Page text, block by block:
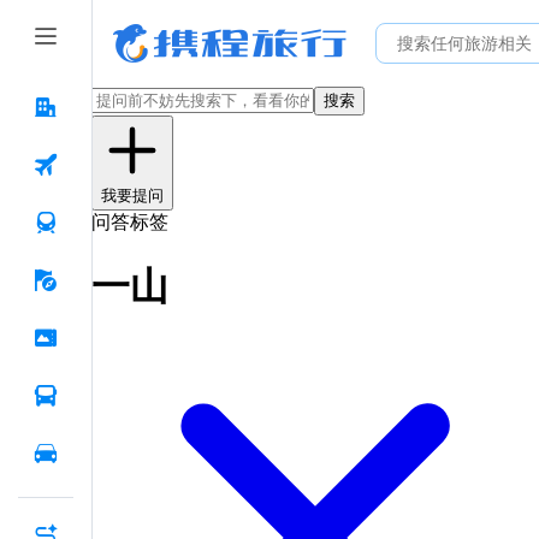
搜索
我要提问
问答标签
一山